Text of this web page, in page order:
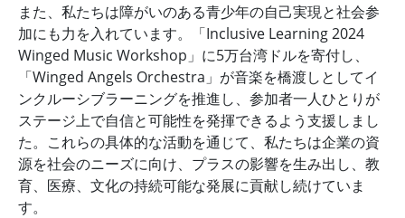
また、私たちは障がいのある青少年の自己実現と社会参
加にも力を入れています。「Inclusive Learning 2024
Winged Music Workshop」に5万台湾ドルを寄付し、
「Winged Angels Orchestra」が音楽を橋渡しとしてイ
ンクルーシブラーニングを推進し、参加者一人ひとりが
ステージ上で自信と可能性を発揮できるよう支援しまし
た。これらの具体的な活動を通じて、私たちは企業の資
源を社会のニーズに向け、プラスの影響を生み出し、教
育、医療、文化の持続可能な発展に貢献し続けていま
す。